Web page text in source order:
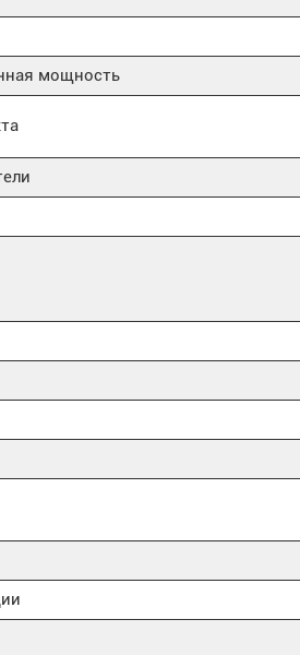
мощность